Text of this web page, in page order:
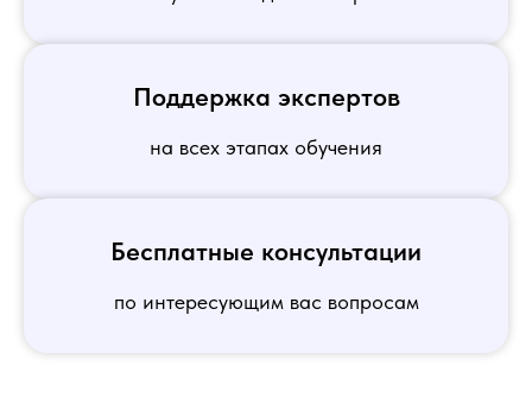
Поддержка экспертов
на всех этапах обучения
Бесплатные консультации
по интересующим вас вопросам